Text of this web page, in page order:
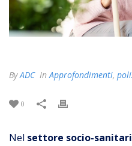
ByADC InApprofondimenti,
0
Nel settore socio-